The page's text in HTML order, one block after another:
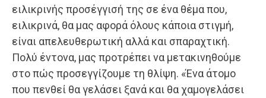
ειλικρινής προσέγγισή της σε ένα θέμα που,
ειλικρινά, θα μας αφορά όλους κάποια στιγμή,
είναι απελευθερωτική αλλά και σπαραχτική.
Πολύ έντονα, μας προτρέπει να μετακινηθούμε
στο πώς προσεγγίζουμε τη θλίψη. «Ένα άτομο
που πενθεί θα γελάσει ξανά και θα χαμογελάσει